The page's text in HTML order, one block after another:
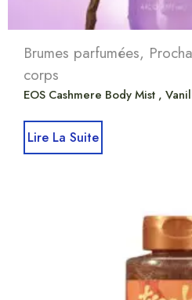
Brumes parfumées,
corps
EOS Cashmere Body Mist ,
Lire La Suite